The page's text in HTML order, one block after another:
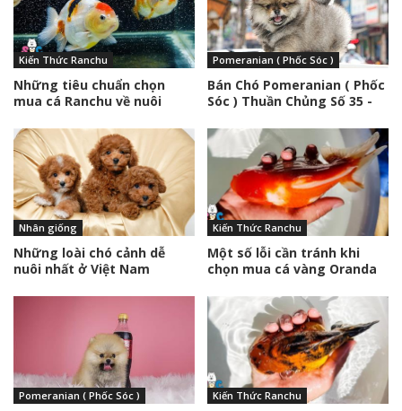
Kiến Thức Ranchu
Những tiêu chuẩn chọn
mua cá Ranchu về nuôi
Pomeranian ( Phốc Sóc )
Bán Chó Pomeranian ( Phốc
Sóc ) Thuần Chủng Số 35 -
Nhân giống
Những loài chó cảnh dễ
nuôi nhất ở Việt Nam
Kiến Thức Ranchu
Một số lỗi cần tránh khi
chọn mua cá vàng Oranda
Pomeranian ( Phốc Sóc ) Kiến Thức Ranchu